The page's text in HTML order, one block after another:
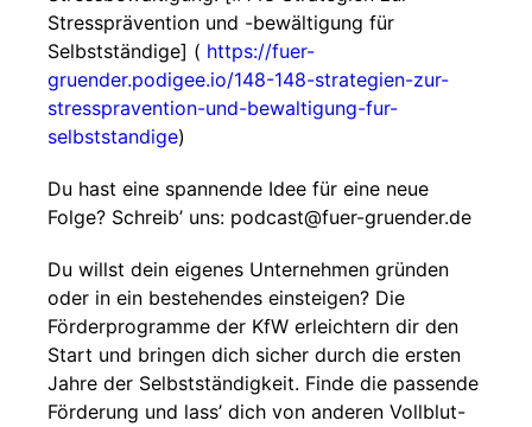
Stressprävention und -bewältigung für
Selbstständige] ( https://fuer-
gruender.podigee.io/148-148-strategien-zur-
stresspravention-und-bewaltigung-fur-
selbststandige)
Du hast eine spannende Idee für eine neue
Folge? Schreib’ uns: ⁠⁠⁠⁠⁠⁠podcast@fuer-gruender.de⁠⁠⁠⁠⁠⁠
Du willst dein eigenes Unternehmen gründen
oder in ein bestehendes einsteigen? Die
Förderprogramme der KfW erleichtern dir den
Start und bringen dich sicher durch die ersten
Jahre der Selbstständigkeit. Finde die passende
Förderung und lass’ dich von anderen Vollblut-